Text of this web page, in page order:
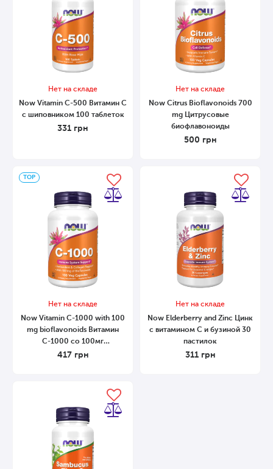
Нет на складе
Now Vitamin С-500 Витамин С
с шиповником 100 таблеток
331 грн
Нет на складе
Now Citrus Bioflavonoids 700
mg Цитрусовые
биофлавоноиды
500 грн
ТОP
Нет на складе
Now Vitamin С-1000 with 100
mg bioflavonoids Витамин
С-1000 со 100мг
биофлавоноидов 100 капсул
417 грн
Нет на складе
Now Elderberry and Zinc Цинк
с витамином С и бузиной 30
пастилок
311 грн